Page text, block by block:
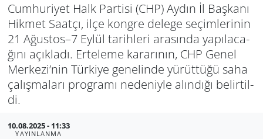
Cum­hu­ri­yet Halk Par­ti­si (CHP) Aydın İl Baş­ka­nı
Hik­met Sa­at­çı, ilçe kong­re de­le­ge se­çim­le­ri­nin
21 Ağus­tos–7 Eylül ta­rih­le­ri ara­sın­da ya­pı­la­ca­
ğı­nı açık­la­dı. Er­te­le­me ka­ra­rı­nın, CHP Genel
Mer­ke­zi’nin Tür­ki­ye ge­ne­lin­de yü­rüt­tü­ğü saha
ça­lış­ma­la­rı prog­ra­mı ne­de­niy­le alın­dı­ğı be­lir­til­
di.
10.08.2025 - 11:33
YAYINLANMA